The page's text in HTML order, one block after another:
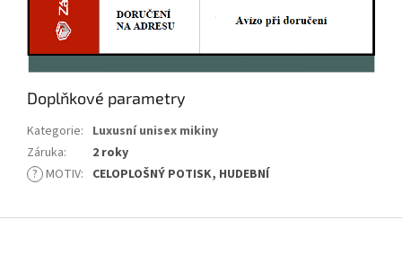
Doplňkové parametry
Kategorie: Luxusní unisex mikiny
Záruka:
2 roky
? MOTIV: CELOPLOŠNÝ POTISK, HUDEBNÍ